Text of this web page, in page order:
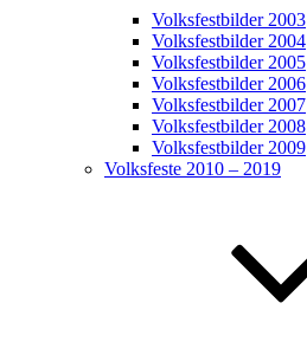
Volksfestbilder 2003
Volksfestbilder 2004
Volksfestbilder 2005
Volksfestbilder 2006
Volksfestbilder 2007
Volksfestbilder 2008
Volksfestbilder 2009
Volksfeste 2010 – 2019